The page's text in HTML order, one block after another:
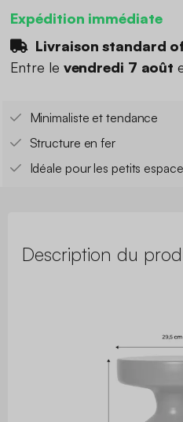
Expédition immédiate
Livraison standard
Entre le vendredi 7 août
Minimaliste et tendance
Structure en fer
Idéale pour les petits
Description du